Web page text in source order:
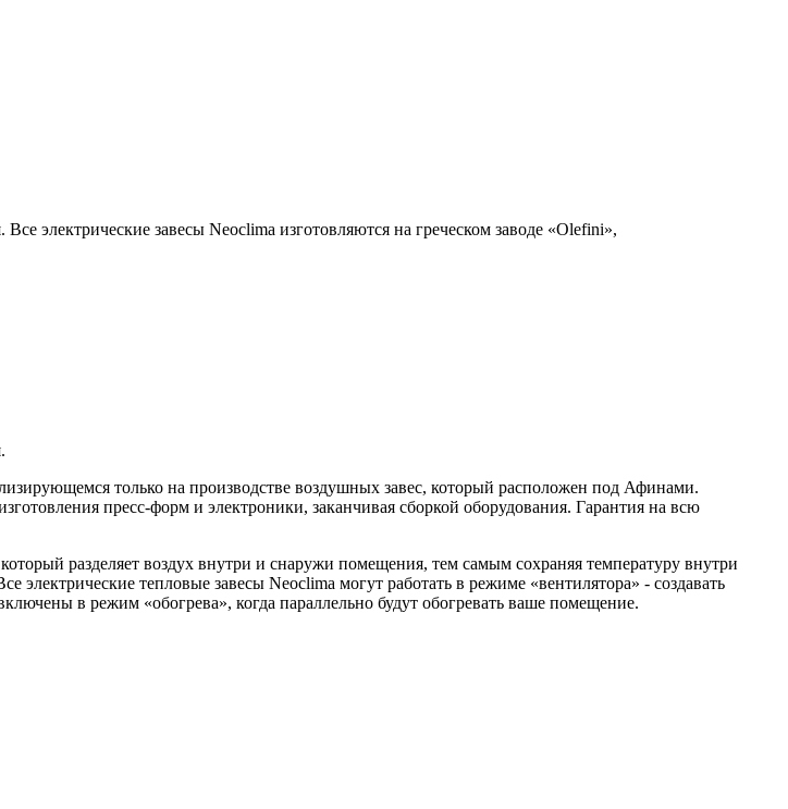
электрические завесы Neoclima изготовляются на греческом заводе «Olefini»,
только на производстве воздушных завес, который расположен под Афинами.
пресс-форм и электроники, заканчивая сборкой оборудования. Гарантия на всю
разделяет воздух внутри и снаружи помещения, тем самым сохраняя температуру внутри
электрические тепловые завесы Neoclima могут работать в режиме «вентилятора» - создавать
в режим «обогрева», когда параллельно будут обогревать ваше помещение.